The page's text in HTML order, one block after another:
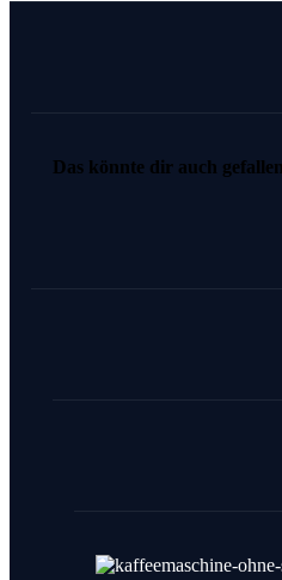
Das könnte dir auch gefallen